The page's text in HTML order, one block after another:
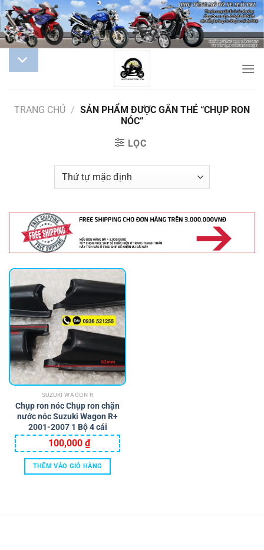
TRANG CHỦ / SẢN PHẨM ĐƯỢC GẮN THẺ “CHỤP RON
NÓC”
LỌC
SUZUKI WAGON R
Chụp ron nóc Chụp ron chặn
nước nóc Suzuki Wagon R+
2001-2007 1 Bộ 4 cái
100,000 ₫
THÊM VÀO GIỎ HÀNG